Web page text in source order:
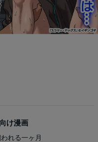
け漫画
れる一ヶ月